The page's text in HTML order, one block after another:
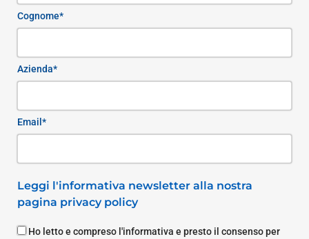
Cognome*
Azienda*
Email*
Leggi l'informativa newsletter alla nostra
pagina privacy policy
Ho letto e compreso l'informativa e presto il consenso per